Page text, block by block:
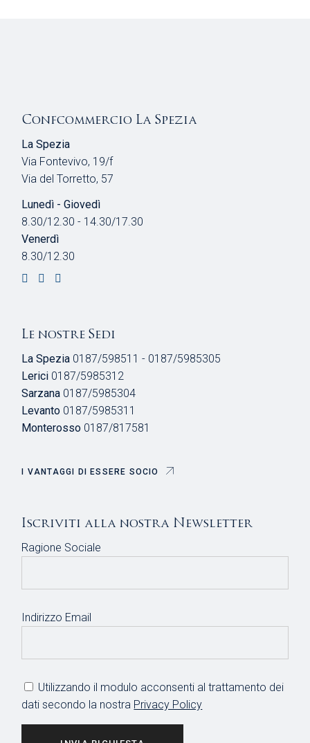
Confcommercio La Spezia
La Spezia
Via Fontevivo, 19/f
Via del Torretto, 57
Lunedì - Giovedì
8.30/12.30 - 14.30/17.30
Venerdì
8.30/12.30
Le nostre Sedi
La Spezia 0187/598511 - 0187/5985305
Lerici 0187/5985312
Sarzana 0187/5985304
Levanto 0187/5985311
Monterosso 0187/817581
I VANTAGGI DI ESSERE SOCIO
Iscriviti alla nostra Newsletter
Ragione Sociale
Indirizzo Email
Utilizzando il modulo acconsenti al trattamento dei
dati secondo la nostra Privacy Policy